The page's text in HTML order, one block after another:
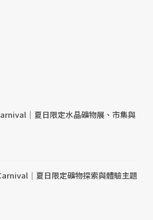
｜夏日限定水晶礦物展、市集與
｜夏日限定礦物探索與體驗主題